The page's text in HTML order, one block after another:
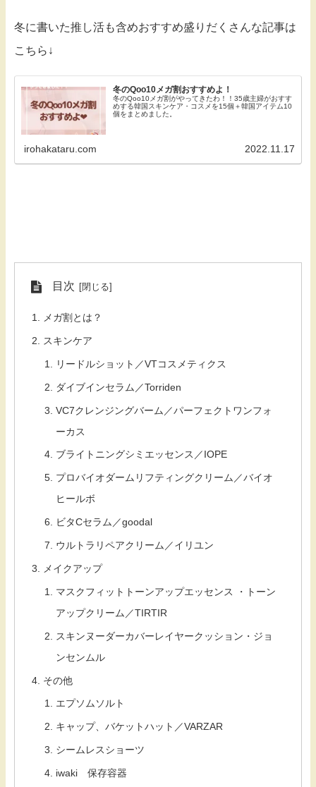
冬に書いた推し活も含めおすすめ盛りだくさんな記事は
こちら↓
冬のQoo10メガ割おすすめよ！
冬のQoo10メガ割がやってきたわ！！35歳主婦がおすす
めする韓国スキンケア・コスメを15個＋韓国アイテム10
個をまとめました。
irohakataru.com 2022.11.17
目次
メガ割とは？
スキンケア
リードルショット／VTコスメティクス
ダイブインセラム／Torriden
VC7クレンジングバーム／パーフェクトワンフォ
ーカス
ブライトニングシミエッセンス／IOPE
プロバイオダームリフティングクリーム／バイオ
ヒールボ
ビタCセラム／goodal
ウルトラリペアクリーム／イリユン
メイクアップ
マスクフィットトーンアップエッセンス ・トーン
アップクリーム／TIRTIR
スキンヌーダーカバーレイヤークッション・ジョ
ンセンムル
その他
エプソムソルト
キャップ、バケットハット／VARZAR
シームレスショーツ
iwaki 保存容器